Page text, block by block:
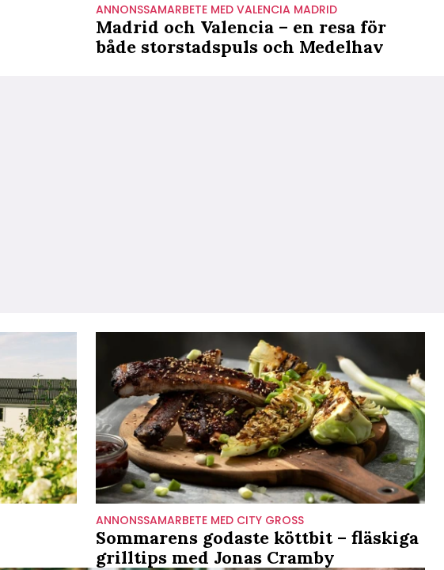
ANNONSSAMARBETE MED VALENCIA MADRID
Madrid och Valencia – en resa för
både storstadspuls och Medelhav
ANNONSSAMARBETE MED CITY GROSS
Sommarens godaste köttbit – fläskiga
grilltips med Jonas Cramby